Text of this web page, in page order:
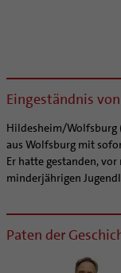
Eingeständnis
Hildesheim/Wolfsburg
aus Wolfsburg mit
Er hatte gestanden,
minderjährigen
Paten der